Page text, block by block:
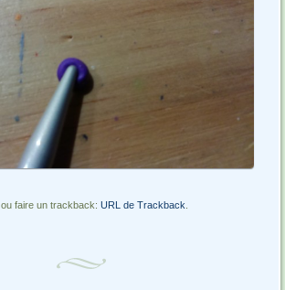
ou faire un trackback:URL de Trackback